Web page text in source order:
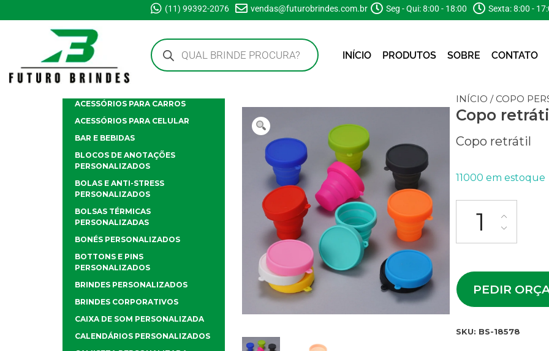
(11) 99392-2076 vendas@futurobrindes.com.br Seg - Qui: 8:00 - 18:00 Sexta: 8:00 -
INÍCIO PRODUTOS SOBRE CONTATO
INÍCIO / COPO
Copo
Copo retrátil
11000 em estoque
PEDIR
SKU: BS-18578
ACESSÓRIOS PARA CARROS
ACESSÓRIOS PARA CELULAR
BAR E BEBIDAS
BLOCOS DE ANOTAÇÕES
PERSONALIZADOS
BOLAS E ANTI-STRESS
PERSONALIZADOS
BOLSAS TÉRMICAS
PERSONALIZADAS
BONÉS PERSONALIZADOS
BOTTONS E PINS
PERSONALIZADOS
BRINDES PERSONALIZADOS
BRINDES CORPORATIVOS
CAIXA DE SOM PERSONALIZADA
CALENDÁRIOS PERSONALIZADOS